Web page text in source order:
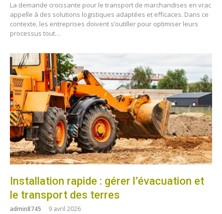
La demande croissante pour le transport de marchandises en vrac
appelle à des solutions logistiques adaptées et efficaces. Dans ce
contexte, les entreprises doivent s’outiller pour optimiser leurs
processus tout…
Installation rapide : gérer l’évacuation et
le transport des terres
admin8745 9 avril 2026